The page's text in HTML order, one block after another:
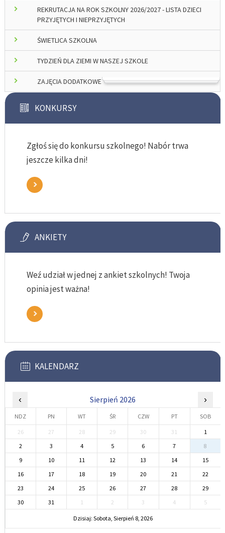
REKRUTACJA NA ROK SZKOLNY 2026/2027 - LISTA DZIECI
PRZYJĘTYCH I NIEPRZYJĘTYCH
ŚWIETLICA SZKOLNA
TYDZIEŃ DLA ZIEMI W NASZEJ SZKOLE
ZAJĘCIA DODATKOWE
KONKURSY
Zgłoś się do konkursu szkolnego! Nabór trwa
jeszcze kilka dni!
ANKIETY
Weź udział w jednej z ankiet szkolnych! Twoja
opinia jest ważna!
KALENDARZ
‹ Sierpień 2026 ›
NDZ PN WT ŚR CZW PT SOB
26 27 28 29 30 31
1
2
3 4 5 6 7
8
9
10 11 12 13 14
15
16
17 18 19 20 21
22
23
24 25 26 27 28
29
30
31 1 2 3 4 5
Dzisiaj: Sobota, Sierpień 8, 2026